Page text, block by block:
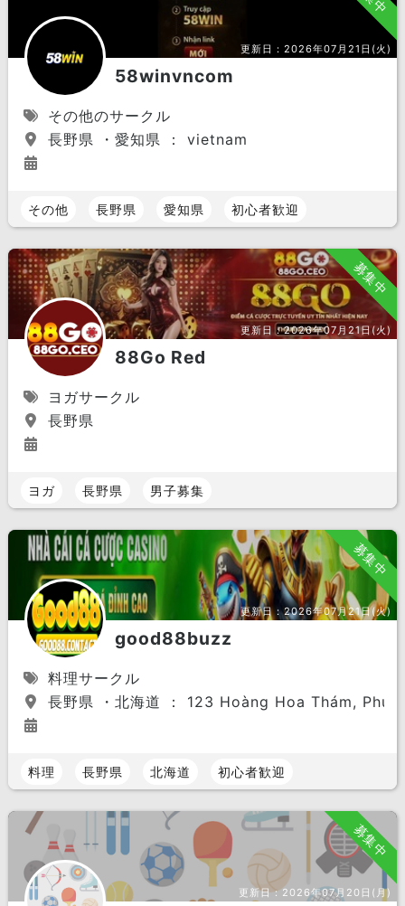
更新日：2026年07月21日(火)
58winvncom
その他のサークル
長野県 ・愛知県 ： vietnam
その他 長野県 愛知県 初心者歓迎
募集中
更新日：2026年07月21日(火)
88Go Red
ヨガサークル
長野県
ヨガ 長野県 男子募集
募集中
更新日：2026年07月21日(火)
good88buzz
料理サークル
長野県 ・北海道 ： 123 Hoàng Hoa Thám,
料理 長野県 北海道 初心者歓迎
募集中
更新日：2026年07月20日(月)